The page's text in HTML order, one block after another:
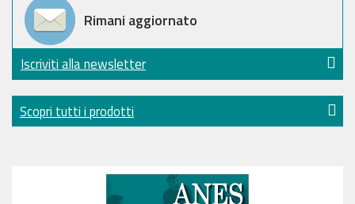
Rimani aggiornato
Iscriviti alla newsletter
Scopri tutti i prodotti